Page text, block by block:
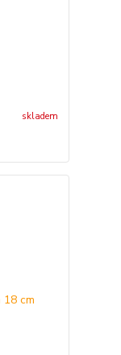
skladem